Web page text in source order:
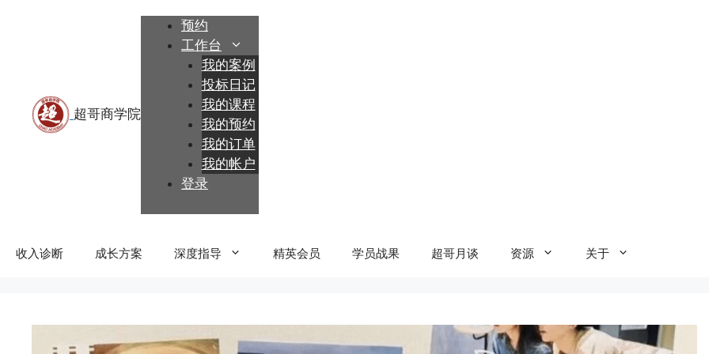
预约
工作台
我的案例
投标日记
我的课程
我的预约
我的订单
我的帐户
登录
收入诊断 成长方案 深度指导 精英会员 学员战果 超哥月谈 资源 关于